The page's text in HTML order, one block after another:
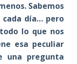
Sabemos
cada día… pero
lo que nos
esa peculiar
una pregunta